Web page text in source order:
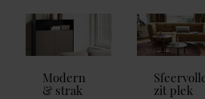
Modern
& strak
zit plek